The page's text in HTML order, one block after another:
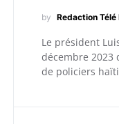
by Redaction Télé
Le président
décembre 2023
de policiers